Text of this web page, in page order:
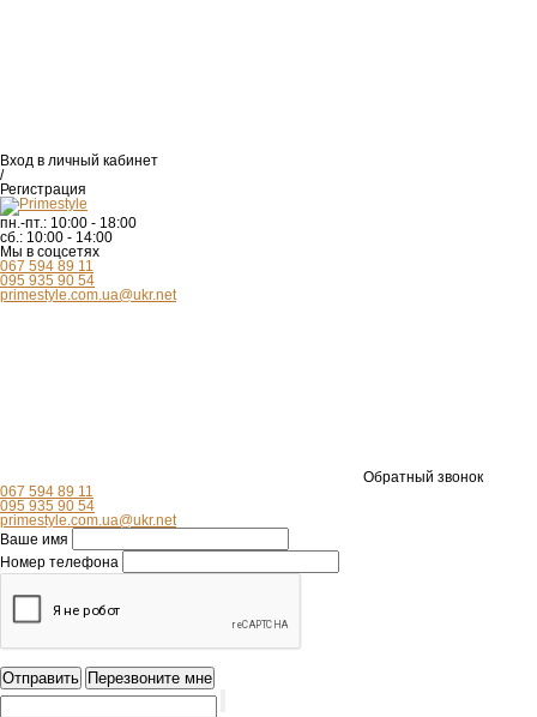
Вход в личный кабинет
/
Регистрация
пн.-пт.: 10:00 - 18:00
сб.: 10:00 - 14:00
Мы в соцсетях
067 594 89 11
095 935 90 54
primestyle.com.ua@ukr.net
Обратный звонок
067 594 89 11
095 935 90 54
primestyle.com.ua@ukr.net
Ваше имя
Номер телефона